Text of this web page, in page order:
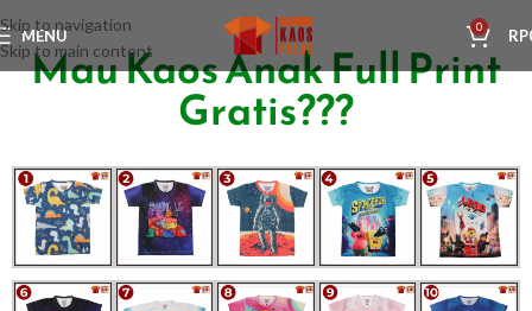
Skip to navigation
Skip to main content
MENU 0 RP
Mau Kaos Anak Full Print
Gratis???